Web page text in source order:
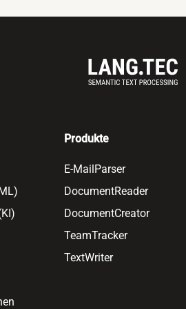
Produkte
E-MailParser
DocumentReader
DocumentCreator
TeamTracker
TextWriter